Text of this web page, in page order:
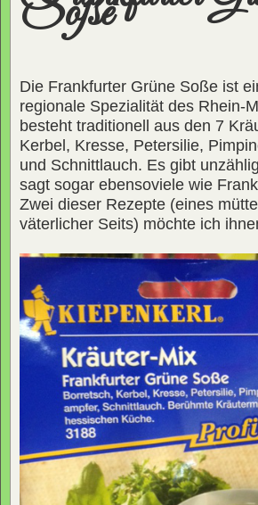
Soße
Die Frankfurter Grüne Soße ist
regionale Spezialität des Rhein-
besteht traditionell aus den 7
Kerbel, Kresse, Petersilie,
und Schnittlauch. Es gibt
sagt sogar ebensoviele wie
Zwei dieser Rezepte (eines
väterlicher Seits) möchte ich